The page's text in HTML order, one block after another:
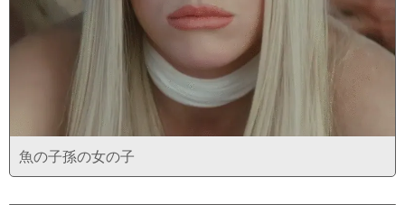
魚の子孫の女の子